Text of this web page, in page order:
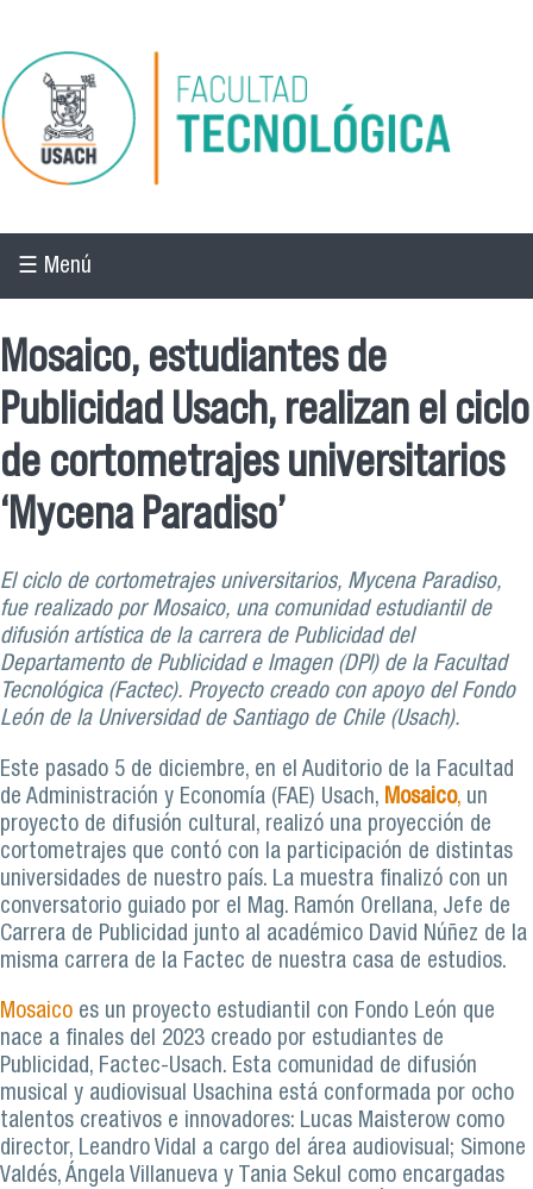
Pasar al contenido principal
☰ Menú
Mosaico, estudiantes de
Publicidad Usach, realizan el ciclo
de cortometrajes universitarios
‘Mycena Paradiso’
El ciclo de cortometrajes universitarios, Mycena Paradiso,
fue realizado por Mosaico, una comunidad estudiantil de
difusión artística de la carrera de Publicidad del
Departamento de Publicidad e Imagen (DPI) de la Facultad
Tecnológica (Factec). Proyecto creado con apoyo del Fondo
León de la Universidad de Santiago de Chile (Usach).
Este pasado 5 de diciembre, en el Auditorio de la Facultad
de Administración y Economía (FAE) Usach, Mosaico, un
proyecto de difusión cultural, realizó una proyección de
cortometrajes que contó con la participación de distintas
universidades de nuestro país. La muestra finalizó con un
conversatorio guiado por el Mag. Ramón Orellana, Jefe de
Carrera de Publicidad junto al académico David Núñez de la
misma carrera de la Factec de nuestra casa de estudios.
Mosaico es un proyecto estudiantil con Fondo León que
nace a finales del 2023 creado por estudiantes de
Publicidad, Factec-Usach. Esta comunidad de difusión
musical y audiovisual Usachina está conformada por ocho
talentos creativos e innovadores: Lucas Maisterow como
director, Leandro Vidal a cargo del área audiovisual; Simone
Valdés, Ángela Villanueva y Tania Sekul como encargadas